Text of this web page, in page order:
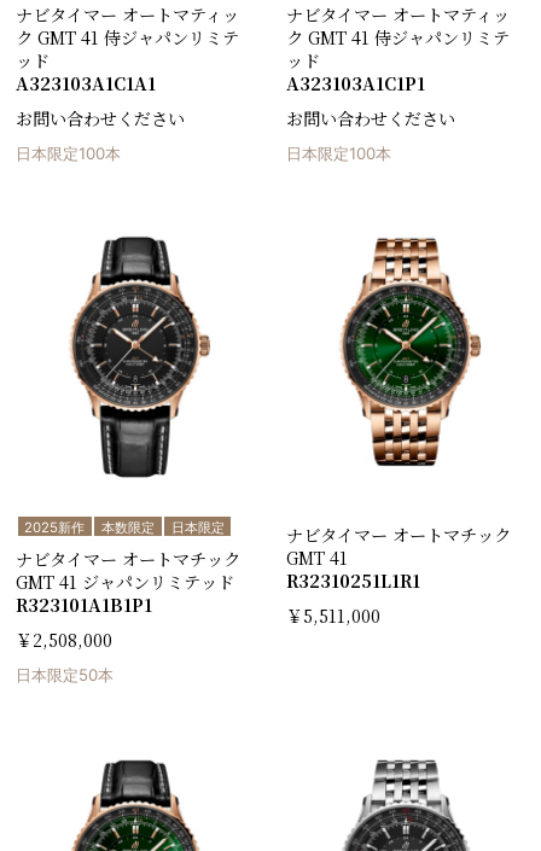
ナビタイマー オートマティッ
ク GMT 41 侍ジャパンリミテ
ッド
A323103A1C1A1
お問い合わせください
日本限定100本
ナビタイマー オートマティッ
ク GMT 41 侍ジャパンリミテ
ッド
A323103A1C1P1
お問い合わせください
日本限定100本
2025新作 本数限定 日本限定
ナビタイマー オートマチック
GMT 41 ジャパンリミテッド
R323101A1B1P1
￥2,508,000
日本限定50本
ナビタイマー オートマチック
GMT 41
R32310251L1R1
￥5,511,000